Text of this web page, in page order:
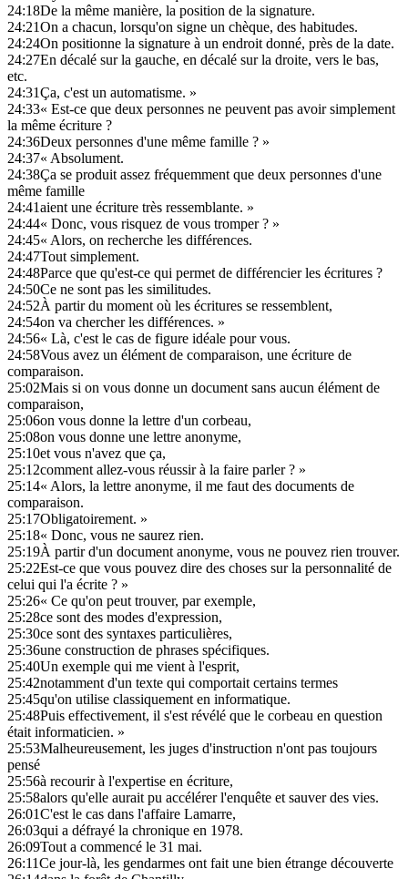
24:18De la même manière, la position de la signature.
24:21On a chacun, lorsqu'on signe un chèque, des habitudes.
24:24On positionne la signature à un endroit donné, près de la date.
24:27En décalé sur la gauche, en décalé sur la droite, vers le bas,
etc.
24:31Ça, c'est un automatisme. »
24:33« Est-ce que deux personnes ne peuvent pas avoir simplement
la même écriture ?
24:36Deux personnes d'une même famille ? »
24:37« Absolument.
24:38Ça se produit assez fréquemment que deux personnes d'une
même famille
24:41aient une écriture très ressemblante. »
24:44« Donc, vous risquez de vous tromper ? »
24:45« Alors, on recherche les différences.
24:47Tout simplement.
24:48Parce que qu'est-ce qui permet de différencier les écritures ?
24:50Ce ne sont pas les similitudes.
24:52À partir du moment où les écritures se ressemblent,
24:54on va chercher les différences. »
24:56« Là, c'est le cas de figure idéale pour vous.
24:58Vous avez un élément de comparaison, une écriture de
comparaison.
25:02Mais si on vous donne un document sans aucun élément de
comparaison,
25:06on vous donne la lettre d'un corbeau,
25:08on vous donne une lettre anonyme,
25:10et vous n'avez que ça,
25:12comment allez-vous réussir à la faire parler ? »
25:14« Alors, la lettre anonyme, il me faut des documents de
comparaison.
25:17Obligatoirement. »
25:18« Donc, vous ne saurez rien.
25:19À partir d'un document anonyme, vous ne pouvez rien trouver.
25:22Est-ce que vous pouvez dire des choses sur la personnalité de
celui qui l'a écrite ? »
25:26« Ce qu'on peut trouver, par exemple,
25:28ce sont des modes d'expression,
25:30ce sont des syntaxes particulières,
25:36une construction de phrases spécifiques.
25:40Un exemple qui me vient à l'esprit,
25:42notamment d'un texte qui comportait certains termes
25:45qu'on utilise classiquement en informatique.
25:48Puis effectivement, il s'est révélé que le corbeau en question
était informaticien. »
25:53Malheureusement, les juges d'instruction n'ont pas toujours
pensé
25:56à recourir à l'expertise en écriture,
25:58alors qu'elle aurait pu accélérer l'enquête et sauver des vies.
26:01C'est le cas dans l'affaire Lamarre,
26:03qui a défrayé la chronique en 1978.
26:09Tout a commencé le 31 mai.
26:11Ce jour-là, les gendarmes ont fait une bien étrange découverte